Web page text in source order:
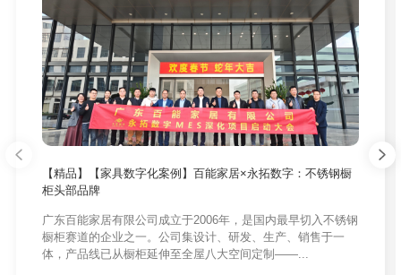
【精品】【家具数字化案例】百能家居×永拓数字：不锈钢橱
柜头部品牌
广东百能家居有限公司成立于2006年，是国内最早切入不锈钢
橱柜赛道的企业之一。公司集设计、研发、生产、销售于一
体，产品线已从橱柜延伸至全屋八大空间定制——...